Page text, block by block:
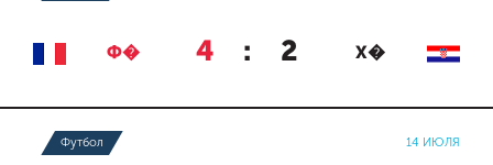
Ф� 4 : 2 Х�
Футбол 14 ИЮЛЯ